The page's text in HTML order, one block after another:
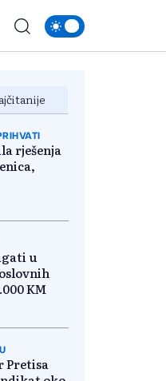
rješenja
u
KM
Pretisa